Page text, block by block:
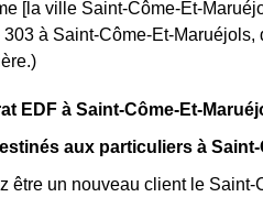
[la ville Saint-Côme-Et-
303 à Saint-Côme-Et-
EDF à Saint-Côme-Et-
aux particuliers à
être un nouveau client le